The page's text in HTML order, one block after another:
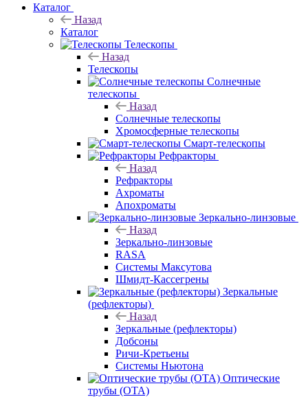
Каталог
Назад
Каталог
Телескопы
Назад
Телескопы
Солнечные
телескопы
Назад
Солнечные телескопы
Хромосферные телескопы
Смарт-телескопы
Рефракторы
Назад
Рефракторы
Ахроматы
Апохроматы
Зеркально-линзовые
Назад
Зеркально-линзовые
RASA
Системы Максутова
Шмидт-Кассегрены
Зеркальные
(рефлекторы)
Назад
Зеркальные (рефлекторы)
Добсоны
Ричи-Кретьены
Системы Ньютона
Оптические
трубы (OTA)